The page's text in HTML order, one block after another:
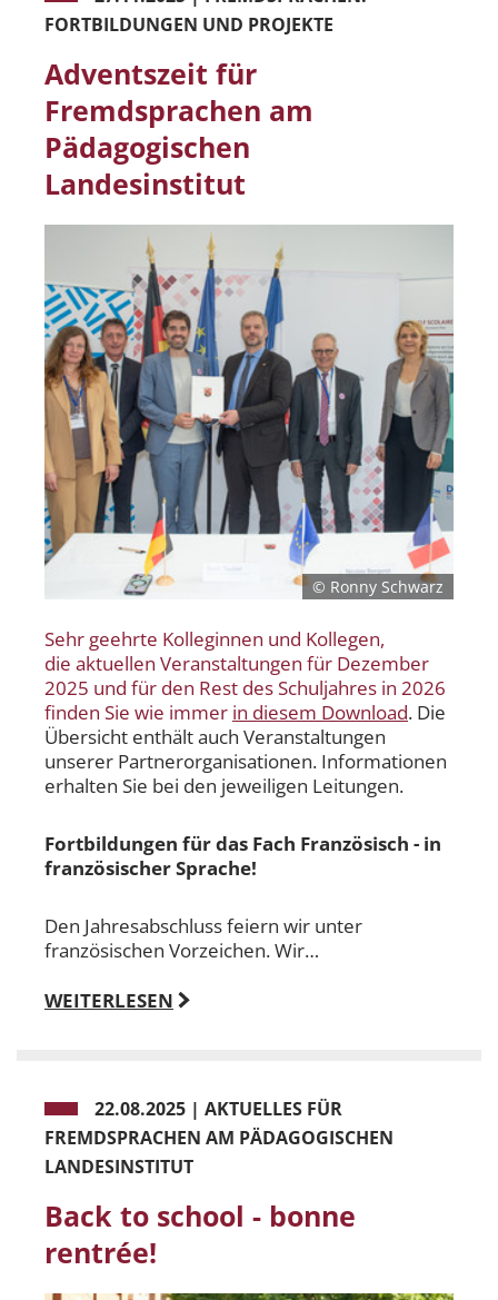
FORTBILDUNGEN UND PROJEKTE
Adventszeit für
Fremdsprachen am
Pädagogischen
Landesinstitut
© Ronny Schwarz
Sehr geehrte Kolleginnen und Kollegen,
die aktuellen Veranstaltungen für Dezember
2025 und für den Rest des Schuljahres in 2026
finden Sie wie immer in diesem Download. Die
Übersicht enthält auch Veranstaltungen
unserer Partnerorganisationen. Informationen
erhalten Sie bei den jeweiligen Leitungen.
Fortbildungen für das Fach Französisch - in
französischer Sprache!
Den Jahresabschluss feiern wir unter
französischen Vorzeichen. Wir…
WEITERLESEN
22.08.2025 | AKTUELLES FÜR
FREMDSPRACHEN AM PÄDAGOGISCHEN
LANDESINSTITUT
Back to school - bonne
rentrée!